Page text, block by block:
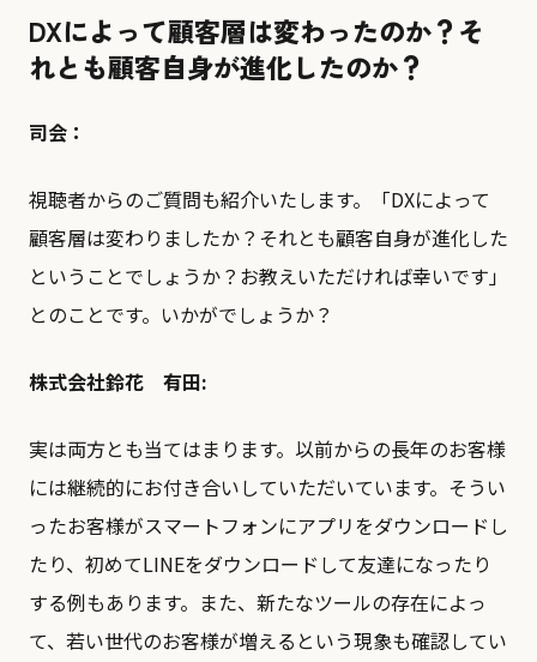
DXによって顧客層は変わったのか？そ
れとも顧客自身が進化したのか？
司会：
視聴者からのご質問も紹介いたします。「DXによって
顧客層は変わりましたか？それとも顧客自身が進化した
ということでしょうか？お教えいただければ幸いです」
とのことです。いかがでしょうか？
株式会社鈴花 有田:
実は両方とも当てはまります。以前からの長年のお客様
には継続的にお付き合いしていただいています。そうい
ったお客様がスマートフォンにアプリをダウンロードし
たり、初めてLINEをダウンロードして友達になったり
する例もあります。また、新たなツールの存在によっ
て、若い世代のお客様が増えるという現象も確認してい